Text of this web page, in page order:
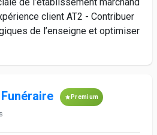
client AT2 - Contribuer
de l’enseigne et optimiser
Premium